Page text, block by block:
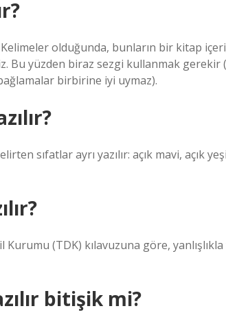
olduğunda, bunların bir kitap
Bu yüzden biraz sezgi kullanmak gerekir
birbirine iyi uymaz).
sıfatlar ayrı yazılır: açık mavi, açık
Kurumu (TDK) kılavuzuna göre,
bitişik mi?